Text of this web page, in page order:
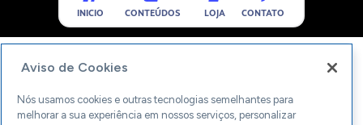
INICIO CONTEÚDOS LOJA CONTATO
Aviso de Cookies
Nós usamos cookies e outras tecnologias semelhantes para
melhorar a sua experiência em nossos serviços, personalizar